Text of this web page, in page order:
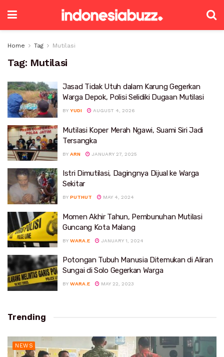
Home Tag Mutilasi
Tag: Mutilasi
Jasad Tidak Utuh dalam Karung Gegerkan
Warga Depok, Polisi Selidiki Dugaan Mutilasi
BY YUDI AUGUST 4, 2026
Mutilasi Koper Merah Ngawi, Suami Siri Jadi
Tersangka
BY ARN JANUARY 27, 2025
Istri Dimutilasi, Dagingnya Dijual ke Warga
Sekitar
BY PUTHUT MAY 4, 2024
Momen Akhir Tahun, Pembunuhan Mutilasi
Guncang Kota Malang
BY WARA.E JANUARY 1, 2024
Potongan Tubuh Manusia Ditemukan di Aliran
Sungai di Solo Gegerkan Warga
BY WARA.E MAY 22, 2023
Trending
NEWS